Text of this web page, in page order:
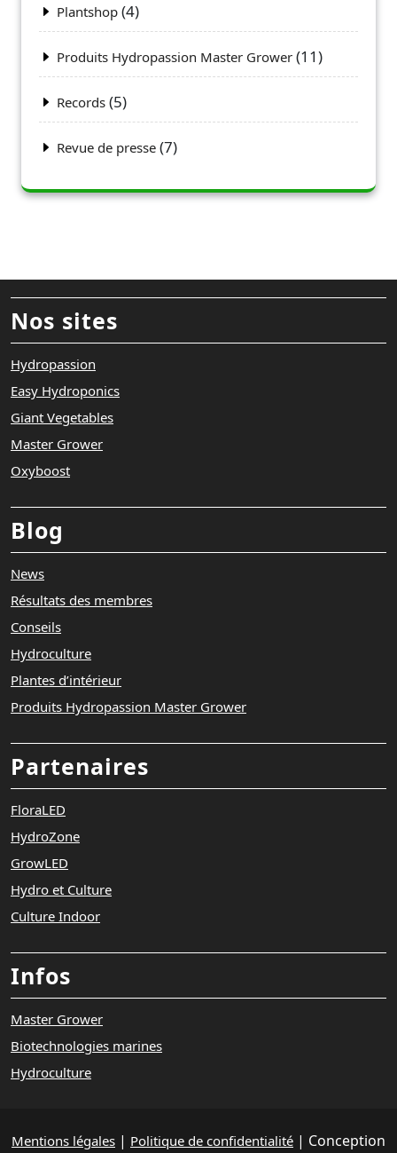
Plantshop (4)
Produits Hydropassion Master Grower (11)
Records (5)
Revue de presse (7)
Nos sites
Hydropassion
Easy Hydroponics
Giant Vegetables
Master Grower
Oxyboost
Blog
News
Résultats des membres
Conseils
Hydroculture
Plantes d’intérieur
Produits Hydropassion Master Grower
Partenaires
FloraLED
HydroZone
GrowLED
Hydro et Culture
Culture Indoor
Infos
Master Grower
Biotechnologies marines
Hydroculture
Mentions légales | Politique de confidentialité | Conception